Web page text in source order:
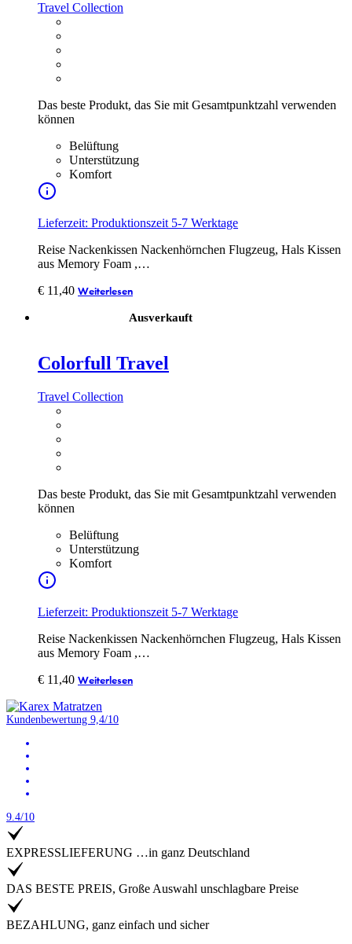
Travel Collection
Das beste Produkt, das Sie mit Gesamtpunktzahl verwenden
können
Belüftung
Unterstützung
Komfort
Lieferzeit: Produktionszeit 5-7 Werktage
Reise Nackenkissen Nackenhörnchen Flugzeug, Hals Kissen
aus Memory Foam ,…
€ 11,40 Weiterlesen
Ausverkauft
Colorfull Travel
Travel Collection
Das beste Produkt, das Sie mit Gesamtpunktzahl verwenden
können
Belüftung
Unterstützung
Komfort
Lieferzeit: Produktionszeit 5-7 Werktage
Reise Nackenkissen Nackenhörnchen Flugzeug, Hals Kissen
aus Memory Foam ,…
€ 11,40 Weiterlesen
Kundenbewertung 9,4/10
9.4/10
EXPRESSLIEFERUNG …in ganz Deutschland
DAS BESTE PREIS, Große Auswahl unschlagbare Preise
BEZAHLUNG, ganz einfach und sicher